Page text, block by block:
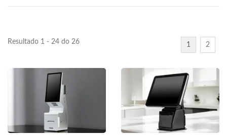
Resultado 1 - 24 do 26 1 2